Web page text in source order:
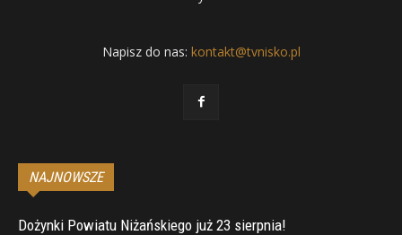
Napisz do nas: kontakt@tvnisko.pl
NAJNOWSZE
Dożynki Powiatu Niżańskiego już 23 sierpnia!